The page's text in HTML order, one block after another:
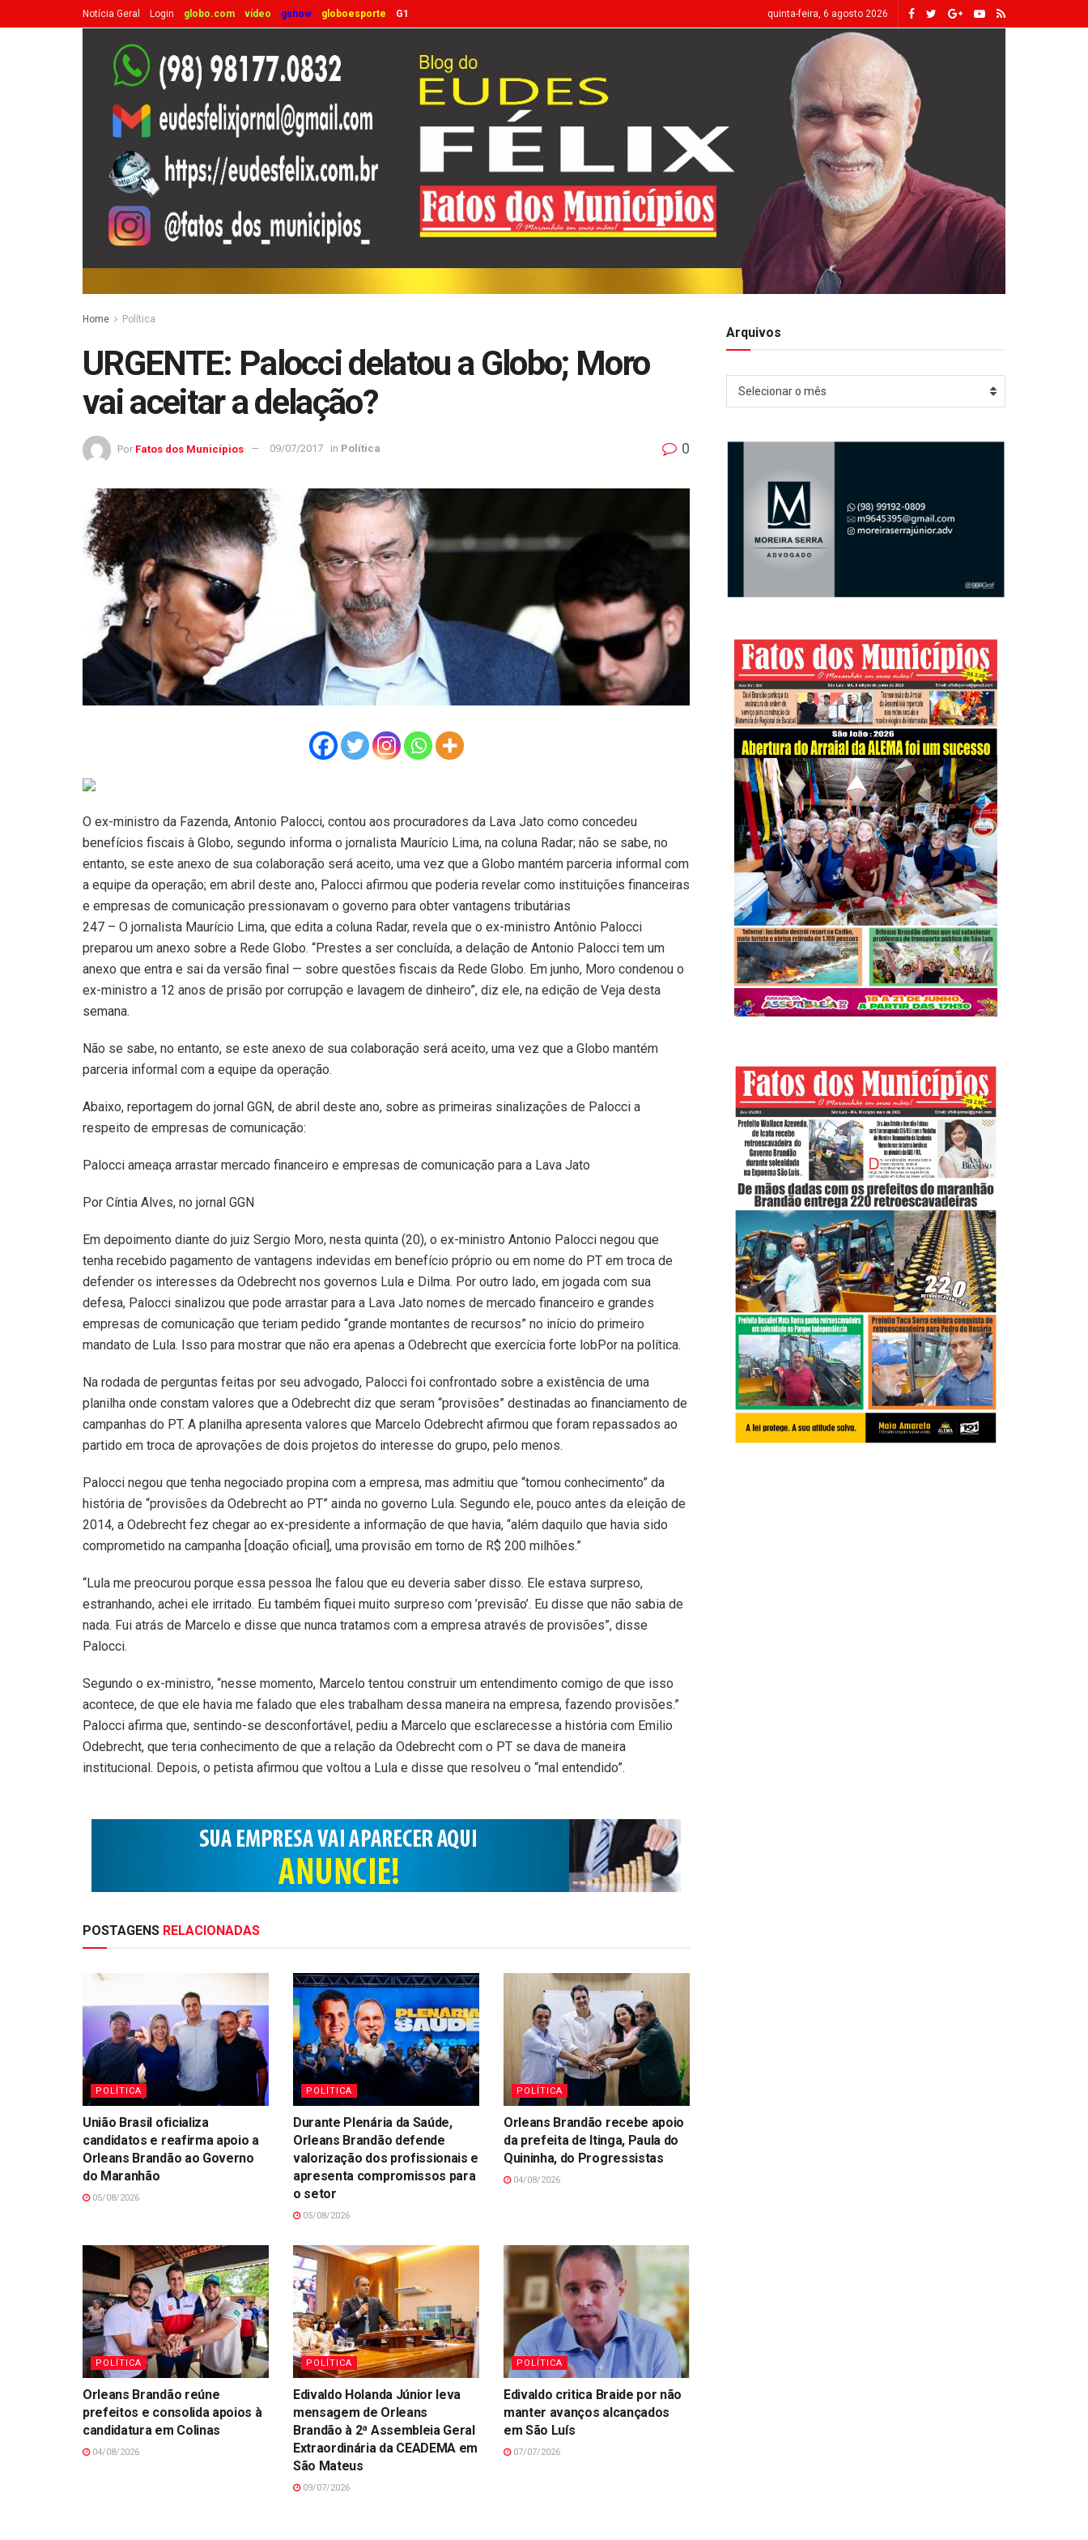
Notícia Geral Login globo.com vídeo gshow globoesporte G1 quinta-feira, 6 agosto 2026
Home Política
URGENTE: Palocci delatou a Globo; Moro
vai aceitar a delação?
Por Fatos dos Municípios 09/07/2017 in Política 0
O ex-ministro da Fazenda, Antonio Palocci, contou aos procuradores da Lava Jato como concedeu
benefícios fiscais à Globo, segundo informa o jornalista Maurício Lima, na coluna Radar; não se sabe, no
entanto, se este anexo de sua colaboração será aceito, uma vez que a Globo mantém parceria informal com
a equipe da operação; em abril deste ano, Palocci afirmou que poderia revelar como instituições financeiras
e empresas de comunicação pressionavam o governo para obter vantagens tributárias
247 – O jornalista Maurício Lima, que edita a coluna Radar, revela que o ex-ministro Antônio Palocci
preparou um anexo sobre a Rede Globo. “Prestes a ser concluída, a delação de Antonio Palocci tem um
anexo que entra e sai da versão final — sobre questões fiscais da Rede Globo. Em junho, Moro condenou o
ex-ministro a 12 anos de prisão por corrupção e lavagem de dinheiro”, diz ele, na edição de Veja desta
semana.
Não se sabe, no entanto, se este anexo de sua colaboração será aceito, uma vez que a Globo mantém
parceria informal com a equipe da operação.
Abaixo, reportagem do jornal GGN, de abril deste ano, sobre as primeiras sinalizações de Palocci a
respeito de empresas de comunicação:
Palocci ameaça arrastar mercado financeiro e empresas de comunicação para a Lava Jato
Por Cíntia Alves, no jornal GGN
Em depoimento diante do juiz Sergio Moro, nesta quinta (20), o ex-ministro Antonio Palocci negou que
tenha recebido pagamento de vantagens indevidas em benefício próprio ou em nome do PT em troca de
defender os interesses da Odebrecht nos governos Lula e Dilma. Por outro lado, em jogada com sua
defesa, Palocci sinalizou que pode arrastar para a Lava Jato nomes de mercado financeiro e grandes
empresas de comunicação que teriam pedido “grande montantes de recursos” no início do primeiro
mandato de Lula. Isso para mostrar que não era apenas a Odebrecht que exercícia forte lobPor na política.
Na rodada de perguntas feitas por seu advogado, Palocci foi confrontado sobre a existência de uma
planilha onde constam valores que a Odebrecht diz que seram “provisões” destinadas ao financiamento de
campanhas do PT. A planilha apresenta valores que Marcelo Odebrecht afirmou que foram repassados ao
partido em troca de aprovações de dois projetos do interesse do grupo, pelo menos.
Palocci negou que tenha negociado propina com a empresa, mas admitiu que “tomou conhecimento” da
história de “provisões da Odebrecht ao PT” ainda no governo Lula. Segundo ele, pouco antes da eleição de
2014, a Odebrecht fez chegar ao ex-presidente a informação de que havia, “além daquilo que havia sido
comprometido na campanha [doação oficial], uma provisão em torno de R$ 200 milhões.”
“Lula me preocurou porque essa pessoa lhe falou que eu deveria saber disso. Ele estava surpreso,
estranhando, achei ele irritado. Eu também fiquei muito surpreso com ’previsão’. Eu disse que não sabia de
nada. Fui atrás de Marcelo e disse que nunca tratamos com a empresa através de provisões”, disse
Palocci.
Segundo o ex-ministro, “nesse momento, Marcelo tentou construir um entendimento comigo de que isso
acontece, de que ele havia me falado que eles trabalham dessa maneira na empresa, fazendo provisões.”
Palocci afirma que, sentindo-se desconfortável, pediu a Marcelo que esclarecesse a história com Emilio
Odebrecht, que teria conhecimento de que a relação da Odebrecht com o PT se dava de maneira
institucional. Depois, o petista afirmou que voltou a Lula e disse que resolveu o “mal entendido”.
POSTAGENS RELACIONADAS
POLÍTICA
União Brasil oficializa
candidatos e reafirma apoio a
Orleans Brandão ao Governo
do Maranhão
05/08/2026
POLÍTICA
Durante Plenária da Saúde,
Orleans Brandão defende
valorização dos profissionais e
apresenta compromissos para
o setor
05/08/2026
POLÍTICA
Orleans Brandão recebe apoio
da prefeita de Itinga, Paula do
Quininha, do Progressistas
04/08/2026
POLÍTICA
Orleans Brandão reúne
prefeitos e consolida apoios à
candidatura em Colinas
04/08/2026
POLÍTICA
Edivaldo Holanda Júnior leva
mensagem de Orleans
Brandão à 2ª Assembleia Geral
Extraordinária da CEADEMA em
São Mateus
09/07/2026
POLÍTICA
Edivaldo critica Braide por não
manter avanços alcançados
em São Luís
07/07/2026
Arquivos
Arquivos
Selecionar o mês